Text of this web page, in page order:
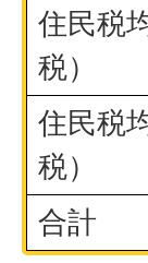
住民税
税）
住民税
税）
合計